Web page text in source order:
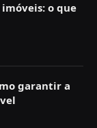
o que
garantir a